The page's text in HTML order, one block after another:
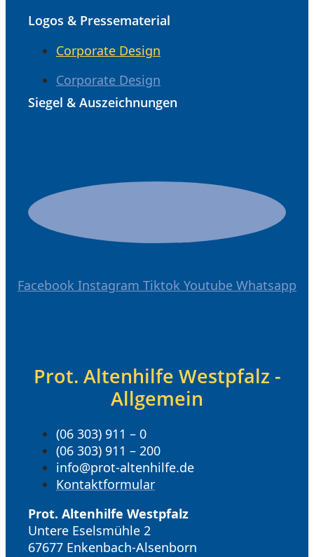
Logos & Pressematerial
Corporate Design
Corporate Design
Siegel & Auszeichnungen
Facebook Instagram Tiktok Youtube Whatsapp
Prot. Altenhilfe Westpfalz -
Allgemein
(06 303) 911 – 0
(06 303) 911 – 200
info@prot-altenhilfe.de
Kontaktformular
Prot. Altenhilfe Westpfalz
Untere Eselsmühle 2
67677 Enkenbach-Alsenborn